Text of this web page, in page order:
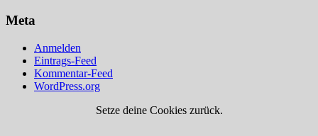
Meta
Anmelden
Eintrags-Feed
Kommentar-Feed
WordPress.org
Setze deine Cookies zurück.